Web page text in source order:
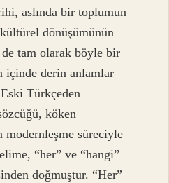
aslında bir toplumun
dönüşümünün
de tam olarak böyle bir
içinde derin anlamlar
Türkçeden
köken
modernleşme süreciyle
“her” ve “hangi”
doğmuştur. “Her”